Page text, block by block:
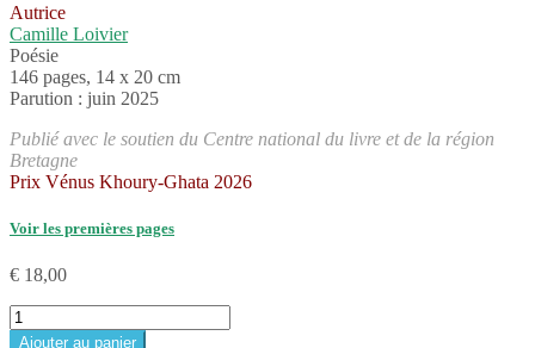
Autrice
Camille Loivier
Poésie
146 pages, 14 x 20 cm
Parution : juin 2025
Publié avec le soutien du Centre national du livre et de la région
Bretagne
Prix Vénus Khoury-Ghata 2026
Voir les premières pages
€ 18,00
quantité
deAjouter au panier